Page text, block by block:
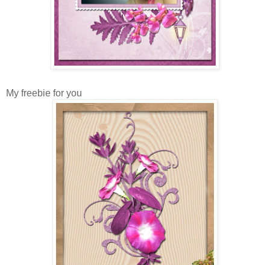
My freebie for you